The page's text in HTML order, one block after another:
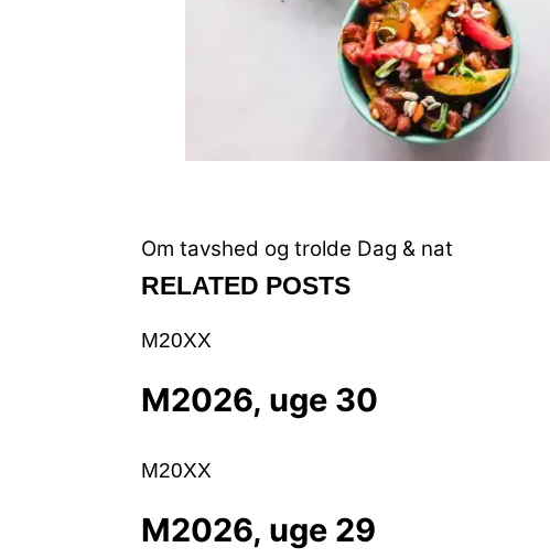
Om tavshed og trolde Dag & nat
RELATED POSTS
M20XX
M2026, uge 30
M20XX
M2026, uge 29